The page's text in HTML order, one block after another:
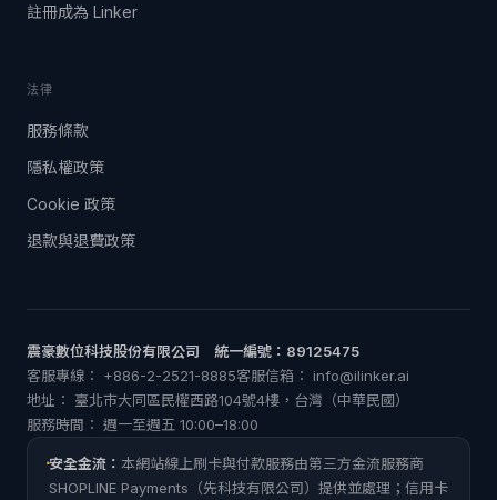
註冊成為 Linker
法律
服務條款
隱私權政策
Cookie 政策
退款與退費政策
震豪數位科技股份有限公司 統一編號：89125475
客服專線： +886-2-2521-8885客服信箱： info@ilinker.ai
地址： 臺北市大同區民權西路104號4樓，台灣（中華民國）
服務時間： 週一至週五 10:00–18:00
安全金流：本網站線上刷卡與付款服務由第三方金流服務商
SHOPLINE Payments（先科技有限公司）提供並處理；信用卡